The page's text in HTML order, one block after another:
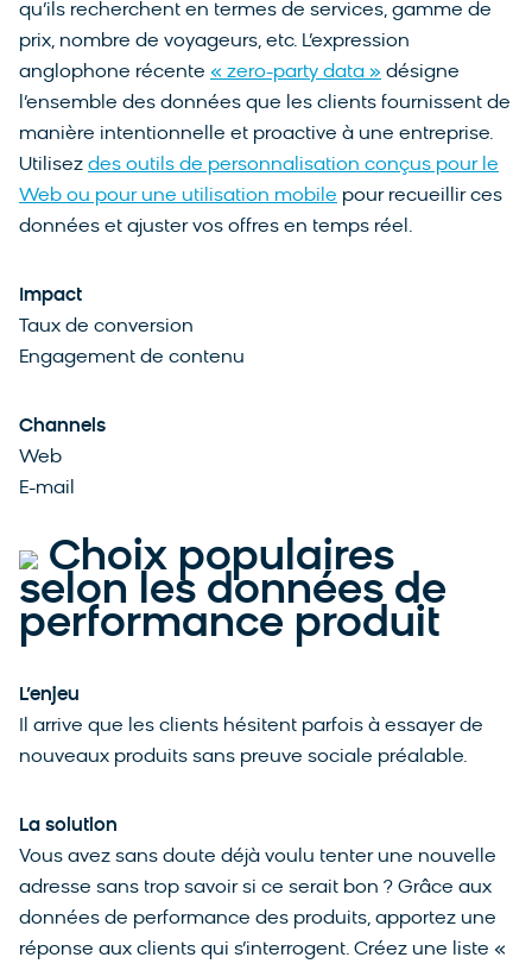
qu’ils recherchent en termes de services, gamme de
prix, nombre de voyageurs, etc. L’expression
anglophone récente « zero-party data » désigne
l’ensemble des données que les clients fournissent de
manière intentionnelle et proactive à une entreprise.
Utilisez des outils de personnalisation conçus pour le
Web ou pour une utilisation mobile pour recueillir ces
données et ajuster vos offres en temps réel.
Impact
Taux de conversion
Engagement de contenu
Channels
Web
E-mail
Choix populaires
selon les données de
performance produit
L’enjeu
Il arrive que les clients hésitent parfois à essayer de
nouveaux produits sans preuve sociale préalable.
La solution
Vous avez sans doute déjà voulu tenter une nouvelle
adresse sans trop savoir si ce serait bon ? Grâce aux
données de performance des produits, apportez une
réponse aux clients qui s’interrogent. Créez une liste «